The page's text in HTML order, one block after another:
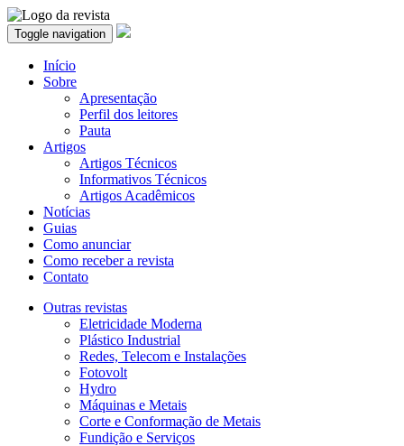
Toggle navigation
Início
Sobre
Apresentação
Perfil dos leitores
Pauta
Artigos
Artigos Técnicos
Informativos Técnicos
Artigos Acadêmicos
Notícias
Guias
Como anunciar
Como receber a revista
Contato
Outras revistas
Eletricidade Moderna
Plástico Industrial
Redes, Telecom e Instalações
Fotovolt
Hydro
Máquinas e Metais
Corte e Conformação de Metais
Fundição e Serviços